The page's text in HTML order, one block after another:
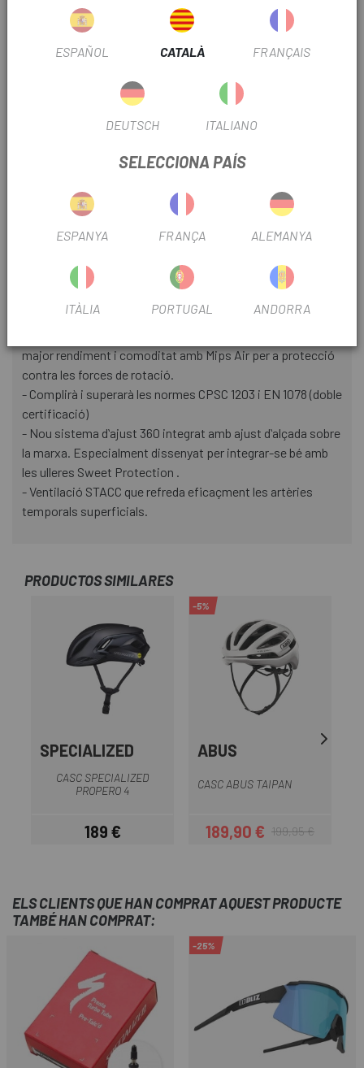
entrenaments. Màxima aerodinàmica provada al túnel de
vent que redueix la resistència en múltiples posicions de
cap/cos. La regulació millorada de la temperatura amb la
tecnologia de ventilació STACC et mantindrà treballant de
valent fins a la línia de meta.
Un ciclista còmode és un ciclista ràpid, per la qual cosa
hem introduït el sistema dʻajust de 360 graus, un ajust
dʻalçada sobre la marxa. El Falconer 2Vi® també té una
obertura més ampla a la part posterior per acomodar cues
de cavall.
DETALLS
- Un Falconer més fort, més lleuger, millor i MÉS RÀPID
- Ajust molt millorat
major rendiment i comoditat amb Mips Air per a protecció
contra les forces de rotació.
- Complirà i superarà les normes CPSC 1203 i EN 1078 (doble
certificació)
- Nou sistema dʻajust 360 integrat amb ajust dʻalçada sobre
la marxa. Especialment dissenyat per integrar-se bé amb
les ulleres Sweet Protection .
- Ventilació STACC que refreda eficaçment les artèries
temporals superficials.
PRODUCTOS SIMILARES
SPECIALIZED
CASC SPECIALIZED
PROPERO 4
Preu
189 €
-5%
ABUS
CASC ABUS TAIPAN
Preu
189,90 €Preu regular
199,95 €
ELS CLIENTS QUE HAN COMPRAT AQUEST PRODUCTE
TAMBÉ HAN COMPRAT:
-25%
ESPAÑOL CATALÀ FRANÇAIS
DEUTSCH ITALIANO
SELECCIONA PAÍS
ESPANYA FRANÇA ALEMANYA
ITÀLIA PORTUGAL ANDORRA